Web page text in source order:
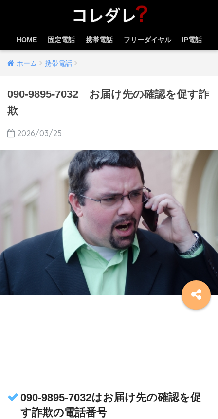
HOME 固定電話 携帯電話 フリーダイヤル IP電話
ホーム 携帯電話
090-9895-7032 お届け先の確認を促す詐
欺
2026/03/25
090-9895-7032はお届け先の確認を促
す詐欺の電話番号